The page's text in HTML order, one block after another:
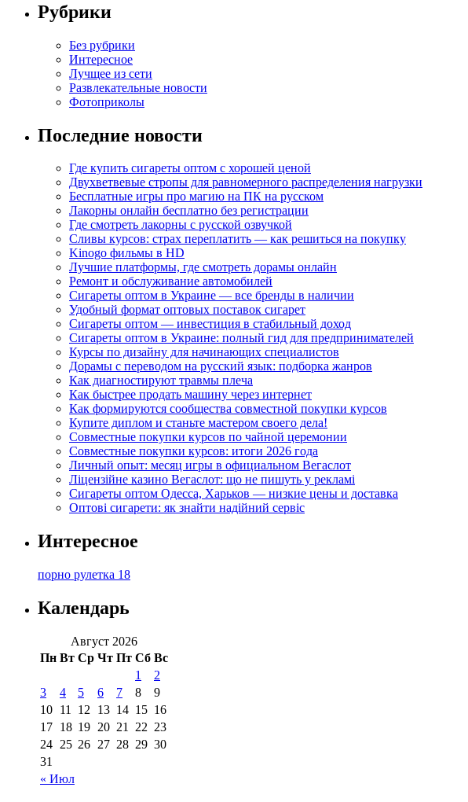
Рубрики
Без рубрики
Интересное
Лучщее из сети
Развлекательные новости
Фотоприколы
Последние новости
Где купить сигареты оптом с хорошей ценой
Двухветвевые стропы для равномерного распределения нагрузки
Бесплатные игры про магию на ПК на русском
Лакорны онлайн бесплатно без регистрации
Где смотреть лакорны с русской озвучкой
Сливы курсов: страх переплатить — как решиться на покупку
Kinogo фильмы в HD
Лучшие платформы, где смотреть дорамы онлайн
Ремонт и обслуживание автомобилей
Сигареты оптом в Украине — все бренды в наличии
Удобный формат оптовых поставок сигарет
Сигареты оптом — инвестиция в стабильный доход
Сигареты оптом в Украине: полный гид для предпринимателей
Курсы по дизайну для начинающих специалистов
Дорамы с переводом на русский язык: подборка жанров
Как диагностируют травмы плеча
Как быстрее продать машину через интернет
Как формируются сообщества совместной покупки курсов
Купите диплом и станьте мастером своего дела!
Совместные покупки курсов по чайной церемонии
Совместные покупки курсов: итоги 2026 года
Личный опыт: месяц игры в официальном Вегаслот
Ліцензійне казино Вегаслот: що не пишуть у рекламі
Сигареты оптом Одесса, Харьков — низкие цены и доставка
Оптові сигарети: як знайти надійний сервіс
Интересное
порно рулетка 18
Календарь
Август 2026
Пн Вт Ср Чт Пт Сб Вс
« Июл
1
2
3
4 5 6 7 8
9
10 11 12 13 14 15 16
17 18 19 20 21 22 23
24 25 26 27 28 29 30
31